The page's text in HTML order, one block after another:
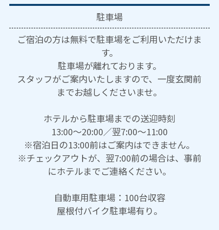
駐車場
ご宿泊の方は無料で駐車場をご利用いただけま
す。
駐車場が離れております。
スタッフがご案内いたしますので、一度玄関前
までお越しくださいませ。
ホテルから駐車場までの送迎時刻
13:00～20:00／翌7:00～11:00
※宿泊日の13:00前はご案内はできません。
※チェックアウトが、翌7:00前の場合は、事前
にホテルまでご連絡ください。
自動車用駐車場：100台収容
屋根付バイク駐車場有り。